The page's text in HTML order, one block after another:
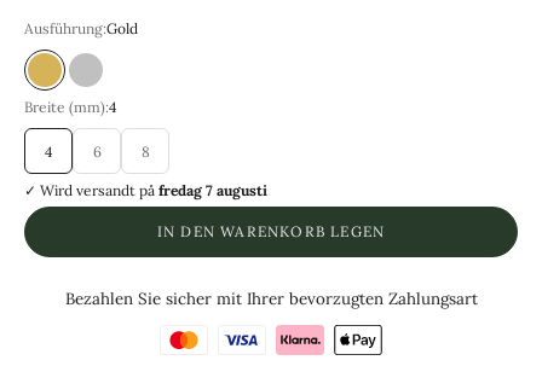
Ausführung:Gold
Guld
Silver
Breite (mm):4
4 6 8
✓ Wird versandt på fredag 7 augusti
IN DEN WARENKORB LEGEN
Bezahlen Sie sicher mit Ihrer bevorzugten Zahlungsart